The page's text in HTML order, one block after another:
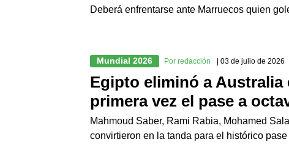
Deberá enfrentarse ante Marruecos quien
Mundial 2026 Por redacción | 03 de julio de 2026
Egipto eliminó a
primera vez el pase a
Mahmoud Saber, Rami Rabia, Mohamed
convirtieron en la tanda para el histórico pase